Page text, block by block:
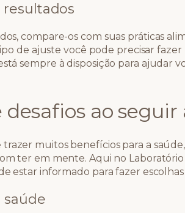
compare-os com suas práticas
de ajuste você pode precisar fazer
sempre à disposição para ajudar
desafios ao seguir
trazer muitos benefícios para a
ter em mente. Aqui no
estar informado para fazer escolhas
saúde